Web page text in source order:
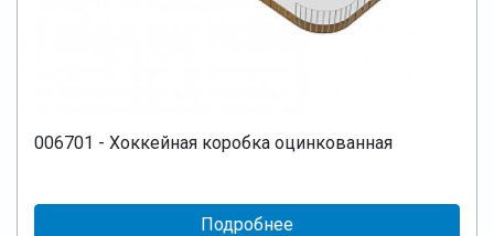
006701 - Хоккейная коробка оцинкованная
Подробнее